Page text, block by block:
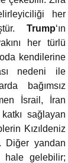
her
Trump‘ın
her türlü
kendilerine
nedeni ile
bağımsız
İsrail, İran
sağlayan
Kızıldeniz
Diğer yandan
hale gelebilir;